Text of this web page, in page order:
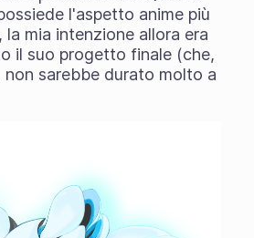
l'aspetto anime più
mia intenzione allora era
il suo progetto finale (che,
non sarebbe durato molto a